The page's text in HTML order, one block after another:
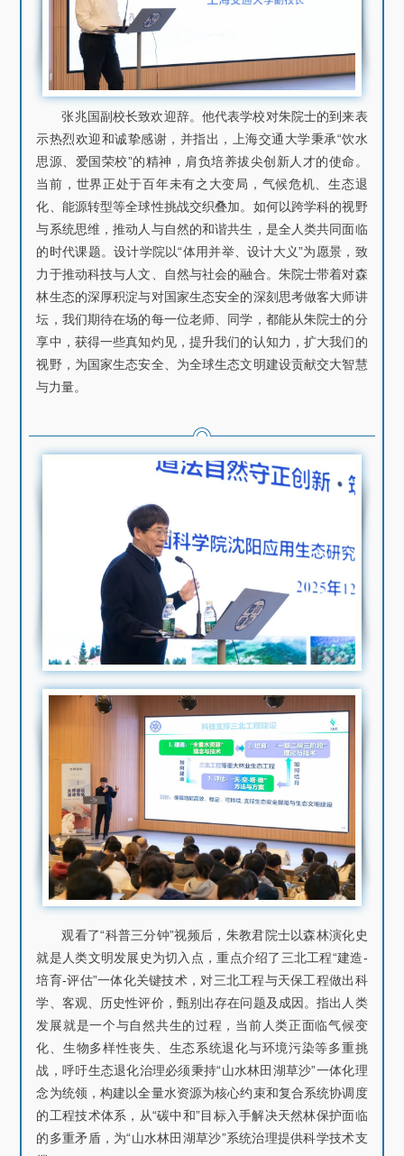
张兆国副校长致欢迎辞。他代表学校对朱院士的到来表
示热烈欢迎和诚挚感谢，并指出，上海交通大学秉承“饮水
思源、爱国荣校”的精神，肩负培养拔尖创新人才的使命。
当前，世界正处于百年未有之大变局，气候危机、生态退
化、能源转型等全球性挑战交织叠加。如何以跨学科的视野
与系统思维，推动人与自然的和谐共生，是全人类共同面临
的时代课题。设计学院以“体用并举、设计大义”为愿景，致
力于推动科技与人文、自然与社会的融合。朱院士带着对森
林生态的深厚积淀与对国家生态安全的深刻思考做客大师讲
坛，我们期待在场的每一位老师、同学，都能从朱院士的分
享中，获得一些真知灼见，提升我们的认知力，扩大我们的
视野，为国家生态安全、为全球生态文明建设贡献交大智慧
与力量。
观看了“科普三分钟”视频后，朱教君院士以森林演化史
就是人类文明发展史为切入点，重点介绍了三北工程“建造-
培育-评估”一体化关键技术，对三北工程与天保工程做出科
学、客观、历史性评价，甄别出存在问题及成因。指出人类
发展就是一个与自然共生的过程，当前人类正面临气候变
化、生物多样性丧失、生态系统退化与环境污染等多重挑
战，呼吁生态退化治理必须秉持“山水林田湖草沙”一体化理
念为统领，构建以全量水资源为核心约束和复合系统协调度
的工程技术体系，从“碳中和”目标入手解决天然林保护面临
的多重矛盾，为“山水林田湖草沙”系统治理提供科学技术支